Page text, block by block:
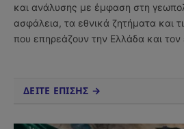
και ανάλυσης με έμφαση στη
ασφάλεια, τα εθνικά ζητήματα και
που επηρεάζουν την Ελλάδα και τον
ΔΕΙΤΕ ΕΠΙΣΗΣ →